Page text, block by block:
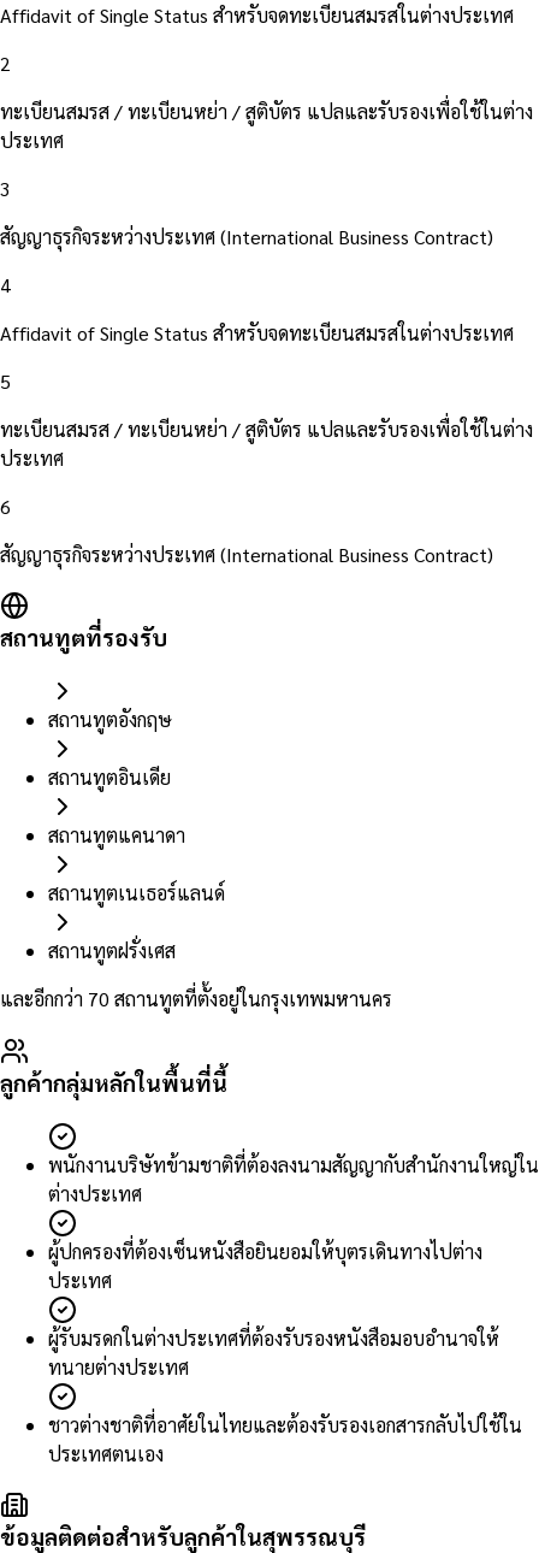
Affidavit of Single Status สำหรับจดทะเบียนสมรสในต่างประเทศ
2
ทะเบียนสมรส / ทะเบียนหย่า / สูติบัตร แปลและรับรองเพื่อใช้ในต่าง
ประเทศ
3
สัญญาธุรกิจระหว่างประเทศ (International Business Contract)
4
Affidavit of Single Status สำหรับจดทะเบียนสมรสในต่างประเทศ
5
ทะเบียนสมรส / ทะเบียนหย่า / สูติบัตร แปลและรับรองเพื่อใช้ในต่าง
ประเทศ
6
สัญญาธุรกิจระหว่างประเทศ (International Business Contract)
สถานทูตที่รองรับ
สถานทูตอังกฤษ
สถานทูตอินเดีย
สถานทูตแคนาดา
สถานทูตเนเธอร์แลนด์
สถานทูตฝรั่งเศส
และอีกกว่า 70 สถานทูตที่ตั้งอยู่ในกรุงเทพมหานคร
ลูกค้ากลุ่มหลักในพื้นที่นี้
พนักงานบริษัทข้ามชาติที่ต้องลงนามสัญญากับสำนักงานใหญ่ใน
ต่างประเทศ
ผู้ปกครองที่ต้องเซ็นหนังสือยินยอมให้บุตรเดินทางไปต่าง
ประเทศ
ผู้รับมรดกในต่างประเทศที่ต้องรับรองหนังสือมอบอำนาจให้
ทนายต่างประเทศ
ชาวต่างชาติที่อาศัยในไทยและต้องรับรองเอกสารกลับไปใช้ใน
ประเทศตนเอง
ข้อมูลติดต่อสำหรับลูกค้าในสุพรรณบุรี